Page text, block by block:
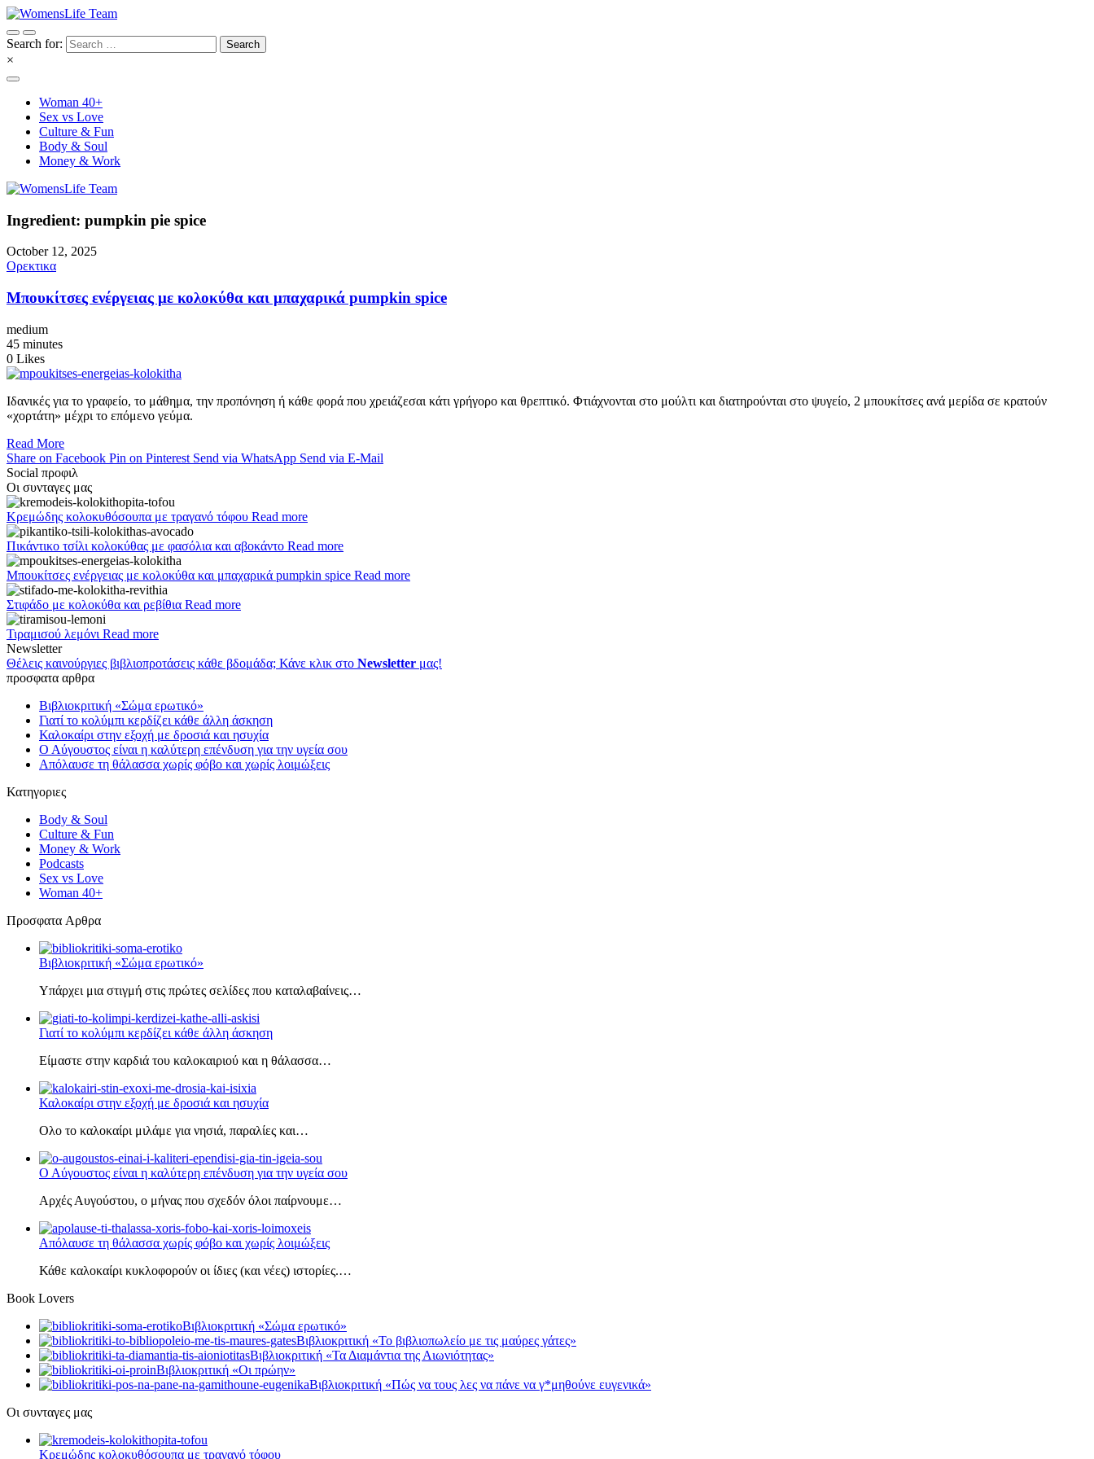
Search for:
×
Woman 40+
Sex vs Love
Culture & Fun
Body & Soul
Money & Work
Ingredient: pumpkin pie spice
October 12, 2025
Ορεκτικα
Μπουκίτσες ενέργειας με κολοκύθα και μπαχαρικά pumpkin spice
medium
45 minutes
0 Likes
Ιδανικές για το γραφείο, το μάθημα, την προπόνηση ή κάθε φορά που χρειάζεσαι κάτι γρήγορο και θρεπτικό. Φτιάχνονται στο μούλτι και διατηρούνται στο ψυγείο, 2 μπουκίτσες ανά μερίδα σε κρατούν
«χορτάτη» μέχρι το επόμενο γεύμα.
Read More
Share on Facebook Pin on Pinterest Send via WhatsApp Send via E-Mail
Social προφιλ
Οι συνταγες μας
Κρεμώδης κολοκυθόσουπα με τραγανό τόφου Read more
Πικάντικο τσίλι κολοκύθας με φασόλια και αβοκάντο Read more
Μπουκίτσες ενέργειας με κολοκύθα και μπαχαρικά pumpkin spice Read more
Στιφάδο με κολοκύθα και ρεβίθια Read more
Τιραμισού λεμόνι Read more
Newsletter
Θέλεις καινούργιες βιβλιοπροτάσεις κάθε βδομάδα; Κάνε κλικ στο Newsletter μας!
προσφατα αρθρα
Βιβλιοκριτική «Σώμα ερωτικό»
Γιατί το κολύμπι κερδίζει κάθε άλλη άσκηση
Καλοκαίρι στην εξοχή με δροσιά και ησυχία
Ο Αύγουστος είναι η καλύτερη επένδυση για την υγεία σου
Απόλαυσε τη θάλασσα χωρίς φόβο και χωρίς λοιμώξεις
Κατηγοριες
Body & Soul
Culture & Fun
Money & Work
Podcasts
Sex vs Love
Woman 40+
Πρoσφατα Aρθρα
Βιβλιοκριτική «Σώμα ερωτικό»
Υπάρχει μια στιγμή στις πρώτες σελίδες που καταλαβαίνεις…
Γιατί το κολύμπι κερδίζει κάθε άλλη άσκηση
Είμαστε στην καρδιά του καλοκαιριού και η θάλασσα…
Καλοκαίρι στην εξοχή με δροσιά και ησυχία
Ολο το καλοκαίρι μιλάμε για νησιά, παραλίες και…
Ο Αύγουστος είναι η καλύτερη επένδυση για την υγεία σου
Αρχές Αυγούστου, ο μήνας που σχεδόν όλοι παίρνουμε…
Απόλαυσε τη θάλασσα χωρίς φόβο και χωρίς λοιμώξεις
Κάθε καλοκαίρι κυκλοφορούν οι ίδιες (και νέες) ιστορίες.…
Book Lovers
Βιβλιοκριτική «Σώμα ερωτικό»
Βιβλιοκριτική «Το βιβλιοπωλείο με τις μαύρες γάτες»
Βιβλιοκριτική «Τα Διαμάντια της Αιωνιότητας»
Βιβλιοκριτική «Οι πρώην»
Βιβλιοκριτική «Πώς να τους λες να πάνε να γ*μηθούνε ευγενικά»
Οι συνταγες μας
Κρεμώδης κολοκυθόσουπα με τραγανό τόφου